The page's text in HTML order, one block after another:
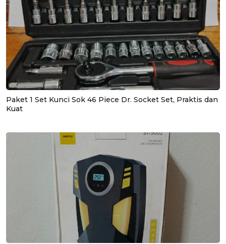
Paket 1 Set Kunci Sok 46 Piece Dr. Socket Set, Praktis dan
Kuat